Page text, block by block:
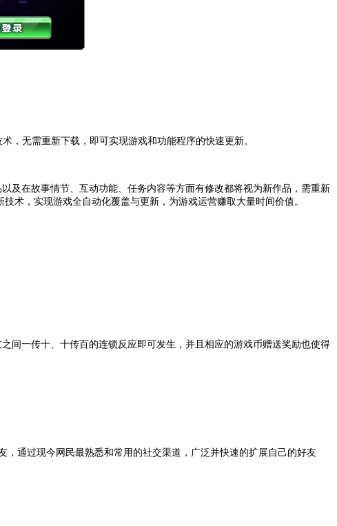
，无需重新下载，即可实现游戏和功能程序的快速更新。
及在故事情节、互动功能、任务内容等方面有修改都将视为新作品，需重新
术，实现游戏全自动化覆盖与更新，为游戏运营赚取大量时间价值。
间一传十、十传百的连锁反应即可发生，并且相应的游戏币赠送奖励也使得
通过现今网民最熟悉和常用的社交渠道，广泛并快速的扩展自己的好友